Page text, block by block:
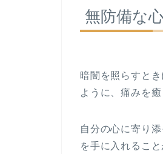
無防備な
暗闇を照らすと
ように、痛みを
自分の心に寄り
を手に入れること